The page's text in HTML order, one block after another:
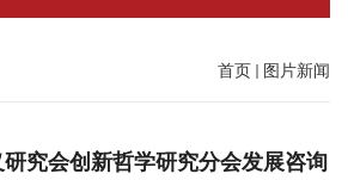
首页 图片新闻
究会创新哲学研究分会发展咨询